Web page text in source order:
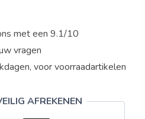
met een 9.1/10
vragen
voor voorraadartikelen
AFREKENEN